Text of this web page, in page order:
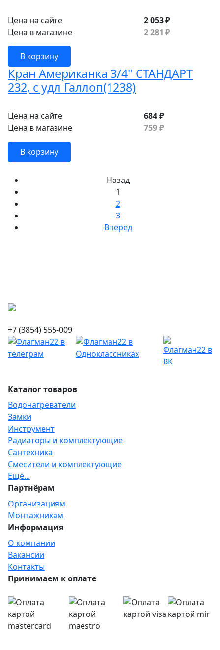
Цена на сайте
2 053 ₽
Цена в магазине
2 281 ₽
В корзину
Кран Американка 3/4" СТАНДАРТ
232, с удл Галлоп(1238)
Цена на сайте
684 ₽
Цена в магазине
759 ₽
В корзину
Назад
1
2
3
Вперед
+7 (3854) 555-009
Каталог товаров
Водонагреватели
Замки
Инструмент
Радиаторы и комплектующие
Сантехника
Смесители и комплектующие
Ещё...
Партнёрам
Организациям
Монтажникам
Информация
О компании
Вакансии
Контакты
Принимаем к оплате